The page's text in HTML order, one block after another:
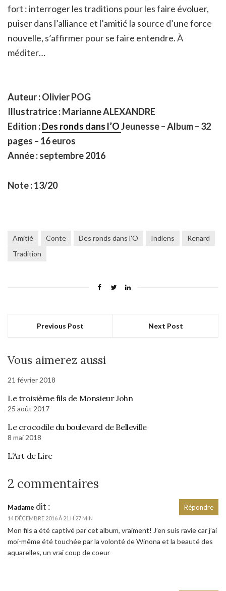
fort : interroger les traditions pour les faire évoluer,
puiser dans l’alliance et l’amitié la source d’une force
nouvelle, s’affirmer pour se faire entendre. À
méditer…
Auteur : Olivier POG
Illustratrice : Marianne ALEXANDRE
Edition :Des ronds dans l’OJeunesse – Album – 32
pages – 16 euros
Année : septembre 2016
Note : 13/20
Amitié Conte Des ronds dans l'O Indiens
Renard
Tradition
Previous Post Next Post
Vous aimerez aussi
21 février 2018
Le troisième fils de Monsieur John
25 août 2017
Le crocodile du boulevard de Belleville
8 mai 2018
L’Art de Lire
2 commentaires
Madame dit :
14 DÉCEMBRE 2016 À 21 H 27 MIN
Mon fils a été captivé par cet album, vraiment! J’en suis ravie car j’ai
moi-même été touchée par la volonté de Winona et la beauté des
aquarelles, un vrai coup de coeur
Répondre